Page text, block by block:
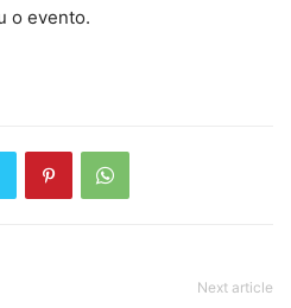
o evento.
Next article